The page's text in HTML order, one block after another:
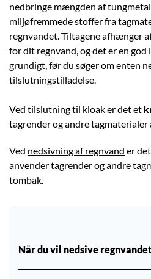
nedbringe mængden af
miljøfremmede stoffer fra
regnvandet. Tiltagene afhænger
for dit regnvand, og det er en
grundigt, før du søger om enten
tilslutningstilladelse.
Ved tilslutning til kloaker det et
tagrender og andre tagmaterialer
Ved nedsivning af regnvand er
anvender tagrender og andre
tombak.
Når du vil nedsive regnvandet